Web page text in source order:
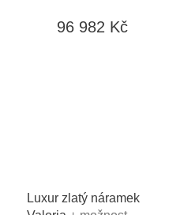
96 982 Kč
Luxur zlatý náramek